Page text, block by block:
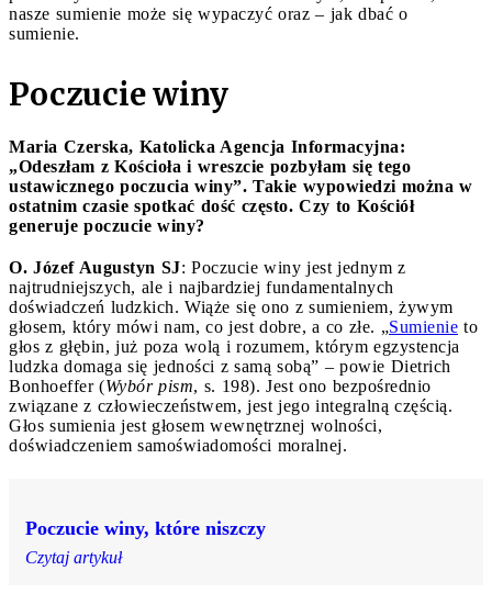
nasze sumienie może się wypaczyć oraz – jak dbać o
sumienie.
Poczucie winy
Maria Czerska, Katolicka Agencja Informacyjna:
„Odeszłam z Kościoła i wreszcie pozbyłam się tego
ustawicznego poczucia winy”. Takie wypowiedzi można w
ostatnim czasie spotkać dość często. Czy to Kościół
generuje poczucie winy?
O. Józef Augustyn SJ: Poczucie winy jest jednym z
najtrudniejszych, ale i najbardziej fundamentalnych
doświadczeń ludzkich. Wiąże się ono z sumieniem, żywym
głosem, który mówi nam, co jest dobre, a co złe. „Sumienie to
głos z głębin, już poza wolą i rozumem, którym egzystencja
ludzka domaga się jedności z samą sobą” – powie Dietrich
Bonhoeffer (Wybór pism, s. 198). Jest ono bezpośrednio
związane z człowieczeństwem, jest jego integralną częścią.
Głos sumienia jest głosem wewnętrznej wolności,
doświadczeniem samoświadomości moralnej.
Poczucie winy, które niszczy
Czytaj artykuł